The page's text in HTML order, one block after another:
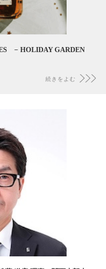
− HOLIDAY GARDEN
続きをよむ